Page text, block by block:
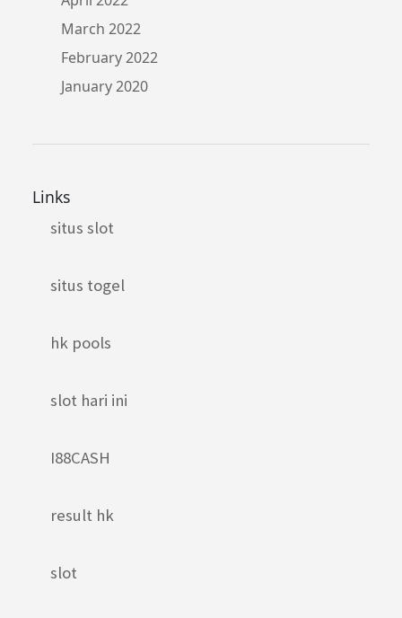
March 2022
February 2022
January 2020
Links
situs slot
situs togel
hk pools
slot hari ini
I88CASH
result hk
slot